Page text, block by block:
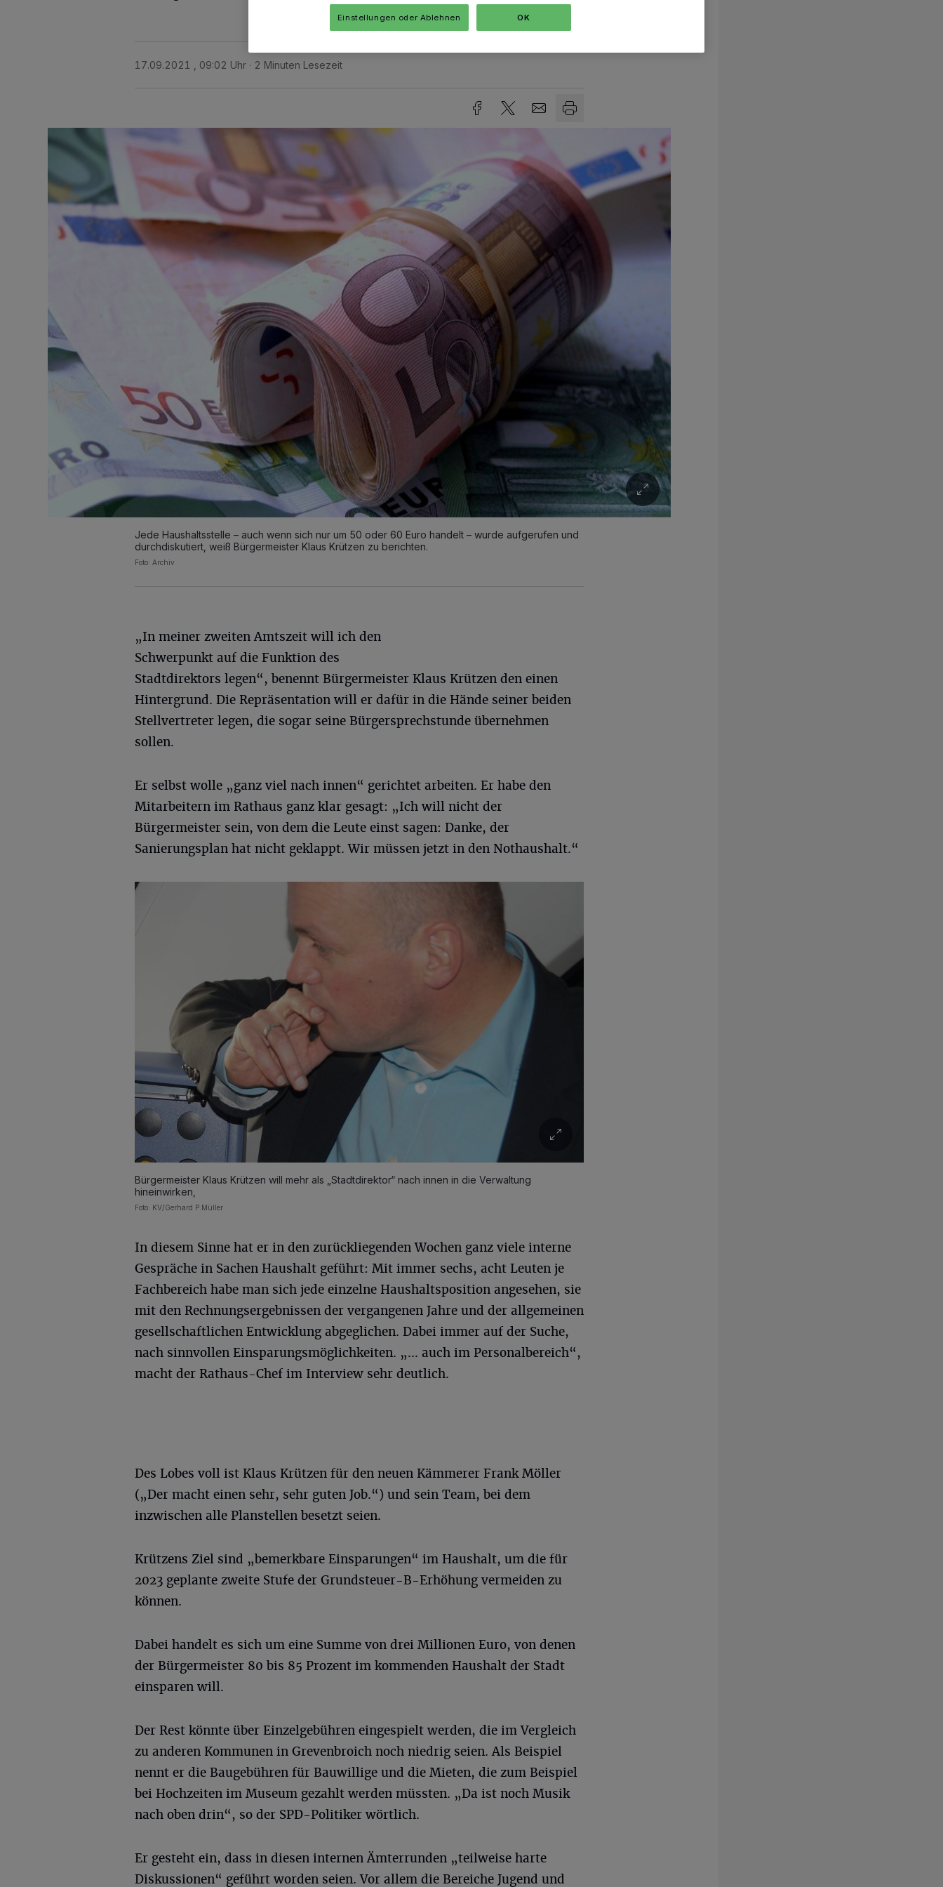
17.09.2021 , 09:02 Uhr 2 Minuten Lesezeit
Jede Haushaltsstelle – auch wenn sich nur um 50 oder 60 Euro handelt – wurde aufgerufen und
durchdiskutiert, weiß Bürgermeister Klaus Krützen zu berichten.
Foto: Archiv
„In meiner zweiten Amtszeit will ich den
Schwerpunkt auf die Funktion des
Stadtdirektors legen“, benennt Bürgermeister Klaus Krützen den einen
Hintergrund. Die Repräsentation will er dafür in die Hände seiner beiden
Stellvertreter legen, die sogar seine Bürgersprechstunde übernehmen
sollen.
Er selbst wolle „ganz viel nach innen“ gerichtet arbeiten. Er habe den
Mitarbeitern im Rathaus ganz klar gesagt: „Ich will nicht der
Bürgermeister sein, von dem die Leute einst sagen: Danke, der
Sanierungsplan hat nicht geklappt. Wir müssen jetzt in den Nothaushalt.“
Bürgermeister Klaus Krützen will mehr als „Stadtdirektor“ nach innen in die Verwaltung
hineinwirken,
Foto: KV/Gerhard P.Müller
In diesem Sinne hat er in den zurückliegenden Wochen ganz viele interne
Gespräche in Sachen Haushalt geführt: Mit immer sechs, acht Leuten je
Fachbereich habe man sich jede einzelne Haushaltsposition angesehen, sie
mit den Rechnungsergebnissen der vergangenen Jahre und der allgemeinen
gesellschaftlichen Entwicklung abgeglichen. Dabei immer auf der Suche,
nach sinnvollen Einsparungsmöglichkeiten. „... auch im Personalbereich“,
macht der Rathaus-Chef im Interview sehr deutlich.
Des Lobes voll ist Klaus Krützen für den neuen Kämmerer Frank Möller
(„Der macht einen sehr, sehr guten Job.“) und sein Team, bei dem
inzwischen alle Planstellen besetzt seien.
Krützens Ziel sind „bemerkbare Einsparungen“ im Haushalt, um die für
2023 geplante zweite Stufe der Grundsteuer-B-Erhöhung vermeiden zu
können.
Dabei handelt es sich um eine Summe von drei Millionen Euro, von denen
der Bürgermeister 80 bis 85 Prozent im kommenden Haushalt der Stadt
einsparen will.
Der Rest könnte über Einzelgebühren eingespielt werden, die im Vergleich
zu anderen Kommunen in Grevenbroich noch niedrig seien. Als Beispiel
nennt er die Baugebühren für Bauwillige und die Mieten, die zum Beispiel
bei Hochzeiten im Museum gezahlt werden müssten. „Da ist noch Musik
nach oben drin“, so der SPD-Politiker wörtlich.
Er gesteht ein, dass in diesen internen Ämterrunden „teilweise harte
Diskussionen“ geführt worden seien. Vor allem die Bereiche Jugend und
Einstellungen oder Ablehnen OK